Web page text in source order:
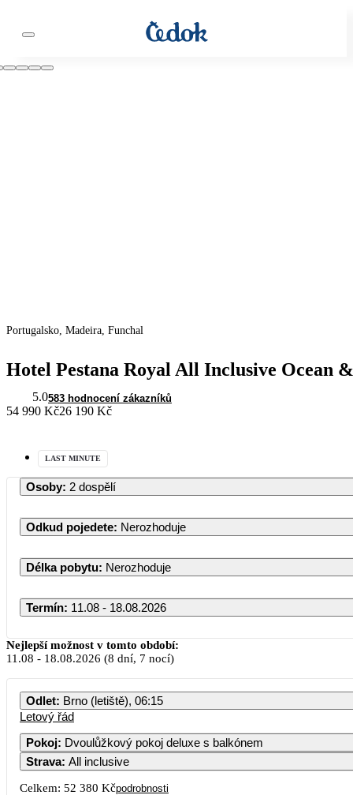
Portugalsko, Madeira, Funchal
Hotel Pestana Royal All Inclusive Ocean
5.0583 hodnocení zákazníků
54 990 Kč26 190 Kč
LAST MINUTE
Osoby: 2 dospělí
Odkud pojedete: Nerozhoduje
Délka pobytu: Nerozhoduje
Termín: 11.08 - 18.08.2026
PO ÚT
Nejlepší možnost v tomto období:
11.08 - 18.08.2026 (8 dní, 7 nocí)
Odlet: Brno (letiště), 06:15
Letový řád
Pokoj: Dvoulůžkový pokoj deluxe s balkónem
Strava: All inclusive
Celkem: 52 380 Kčpodrobnosti